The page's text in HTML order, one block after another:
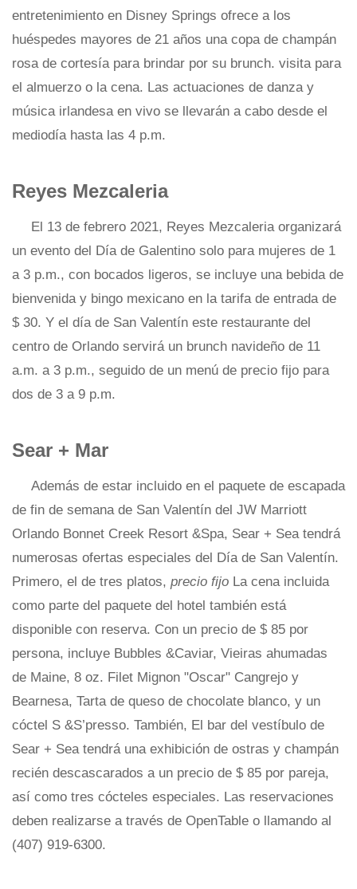
entretenimiento en Disney Springs ofrece a los
huéspedes mayores de 21 años una copa de champán
rosa de cortesía para brindar por su brunch. visita para
el almuerzo o la cena. Las actuaciones de danza y
música irlandesa en vivo se llevarán a cabo desde el
mediodía hasta las 4 p.m.
Reyes Mezcaleria
El 13 de febrero 2021, Reyes Mezcaleria organizará
un evento del Día de Galentino solo para mujeres de 1
a 3 p.m., con bocados ligeros, se incluye una bebida de
bienvenida y bingo mexicano en la tarifa de entrada de
$ 30. Y el día de San Valentín este restaurante del
centro de Orlando servirá un brunch navideño de 11
a.m. a 3 p.m., seguido de un menú de precio fijo para
dos de 3 a 9 p.m.
Sear + Mar
Además de estar incluido en el paquete de escapada
de fin de semana de San Valentín del JW Marriott
Orlando Bonnet Creek Resort &Spa, Sear + Sea tendrá
numerosas ofertas especiales del Día de San Valentín.
Primero, el de tres platos, precio fijo La cena incluida
como parte del paquete del hotel también está
disponible con reserva. Con un precio de $ 85 por
persona, incluye Bubbles &Caviar, Vieiras ahumadas
de Maine, 8 oz. Filet Mignon "Oscar" Cangrejo y
Bearnesa, Tarta de queso de chocolate blanco, y un
cóctel S &S’presso. También, El bar del vestíbulo de
Sear + Sea tendrá una exhibición de ostras y champán
recién descascarados a un precio de $ 85 por pareja,
así como tres cócteles especiales. Las reservaciones
deben realizarse a través de OpenTable o llamando al
(407) 919-6300.